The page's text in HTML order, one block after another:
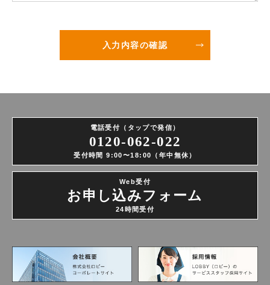
電話受付（タップで発信）
0120-062-022
受付時間 9:00〜18:00（年中無休）
Web受付
お申し込みフォーム
24時間受付